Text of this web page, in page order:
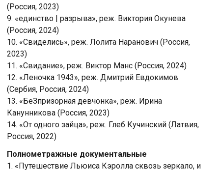
(Россия, 2023)
9. «единство | разрыва», реж. Виктория Окунева
(Россия, 2024)
10. «Свиделись», реж. Лолита Наранович (Россия,
2023)
11. «Свидание», реж. Виктор Манс (Россия, 2024)
12. «Леночка 1943», реж. Дмитрий Евдокимов
(Сербия, Россия, 2024)
13. «БеЗпризорная девчонка», реж. Ирина
Канунникова (Россия, 2023)
14. «От одного зайца», реж. Глеб Кучинский (Латвия,
Россия, 2022)
Полнометражные документальные
1. «Путешествие Льюиса Кэролла сквозь зеркало, и